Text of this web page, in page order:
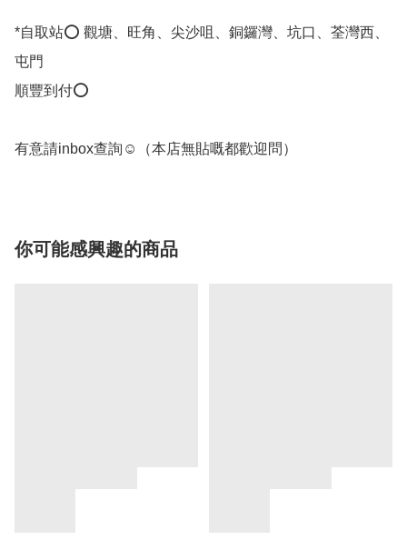
*自取站⭕ 觀塘、旺角、尖沙咀、銅鑼灣、坑口、荃灣西、
屯門
順豐到付⭕
有意請inbox查詢☺️（本店無貼嘅都歡迎問） 
你可能感興趣的商品